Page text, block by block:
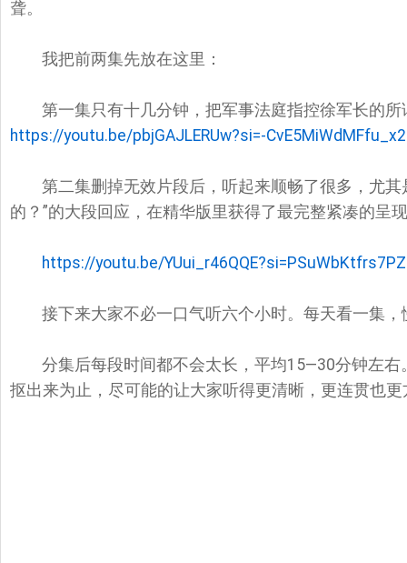
聋。
我把前两集先放在这里：
第一集只有十几分钟，把军事法庭指控徐军长的所
https://youtu.be/pbjGAJLERUw?si=-CvE5MiWdMFfu_x2
第二集删掉无效片段后，听起来顺畅了很多，尤
的？”的大段回应，在精华版里获得了最完整紧凑的呈
https://youtu.be/
接下来大家不必一口气听六个小时。每天看一集
分集后每段时间都不会太长，平均15—30分钟左
抠出来为止，尽可能的让大家听得更清晰，更连贯也